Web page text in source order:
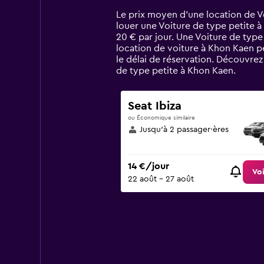
14
categories.
The
chart
has
1
axis
displaying
values.
Range:
0
Le prix moyen d’une location de
louer une Voiture de type petite à
20 € par jour. Une Voiture de
location de voiture à Khon Kaen
le délai de réservation.
de type petite à Khon Kaen.
Seat Ibiza
ou Économique similaire
Jusqu’à 2 passager·ères
14 €/jour
22 août - 27 août